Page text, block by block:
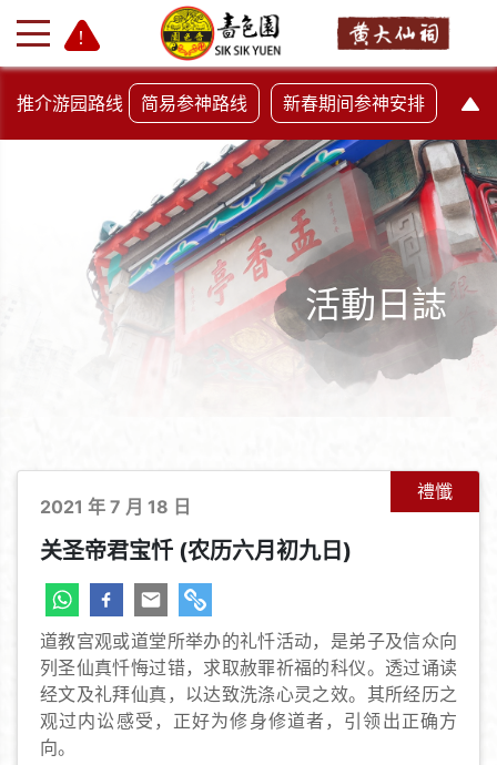
+
推介游园路线 简易参神路线 新春期间参神安排
活動日誌
禮懺
2021 年 7 月 18 日
关圣帝君宝忏 (农历六月初九日)
道教宫观或道堂所举办的礼忏活动，是弟子及信众向
列圣仙真忏悔过错，求取赦罪祈福的科仪。透过诵读
经文及礼拜仙真，以达致洗涤心灵之效。其所经历之
观过内讼感受，正好为修身修道者，引领出正确方
向。